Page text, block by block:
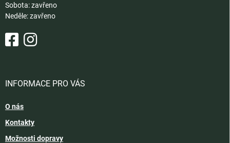
Sobota: zavřeno
Neděle: zavřeno
INFORMACE PRO VÁS
O nás
Kontakty
Možnosti dopravy